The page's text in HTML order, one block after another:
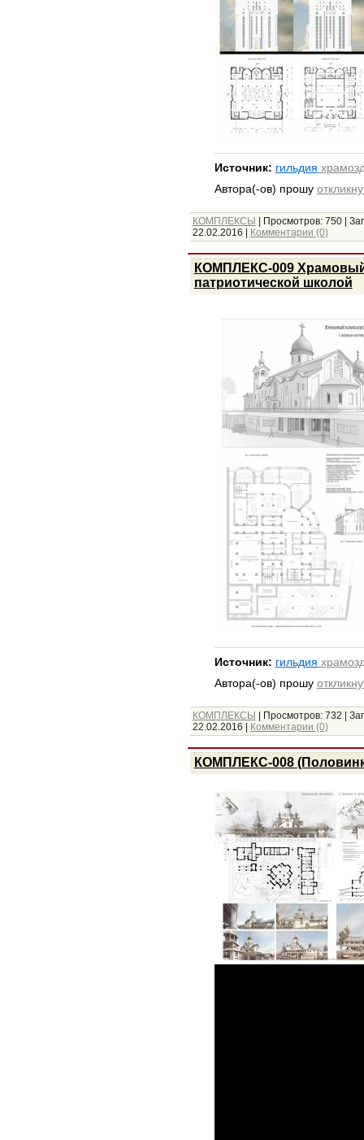
Источник: гильдия
Автора(-ов) прошу
КОМПЛЕКСЫ | Просмотров: 750|
22.02.2016 | Комментарии (0)
КОМПЛЕКС-009 Храмовый
патриотической школой
Источник: гильдия
Автора(-ов) прошу
КОМПЛЕКСЫ | Просмотров: 732 |
22.02.2016 | Комментарии (0)
КОМПЛЕКС-008